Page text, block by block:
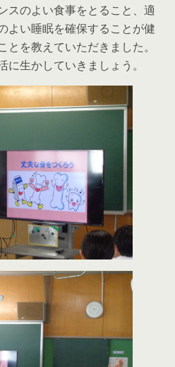
スのよい食事をとること、適
よい睡眠を確保することが健
を教えていただきました。
生かしていきましょう。